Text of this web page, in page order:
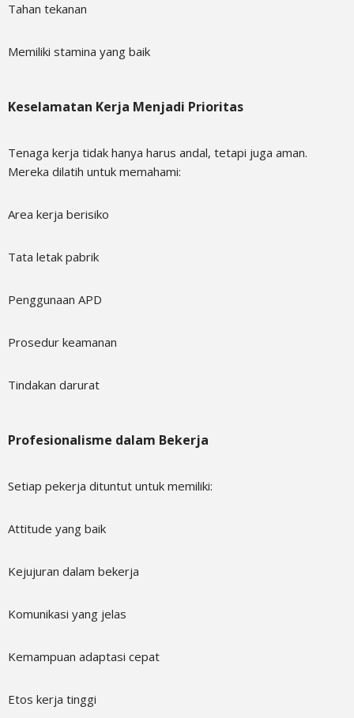
Tahan tekanan
Memiliki stamina yang baik
Keselamatan Kerja Menjadi Prioritas
Tenaga kerja tidak hanya harus andal, tetapi juga aman.
Mereka dilatih untuk memahami:
Area kerja berisiko
Tata letak pabrik
Penggunaan APD
Prosedur keamanan
Tindakan darurat
Profesionalisme dalam Bekerja
Setiap pekerja dituntut untuk memiliki:
Attitude yang baik
Kejujuran dalam bekerja
Komunikasi yang jelas
Kemampuan adaptasi cepat
Etos kerja tinggi